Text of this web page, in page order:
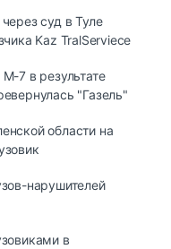
суд в Туле
Kaz TralServiece
7 в результате
"Газель"
области на
нарушителей
в